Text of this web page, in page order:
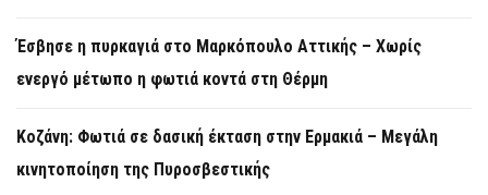
Έσβησε η πυρκαγιά στο Μαρκόπουλο Αττικής – Χωρίς
ενεργό μέτωπο η φωτιά κοντά στη Θέρμη
Κοζάνη: Φωτιά σε δασική έκταση στην Ερμακιά – Μεγάλη
κινητοποίηση της Πυροσβεστικής